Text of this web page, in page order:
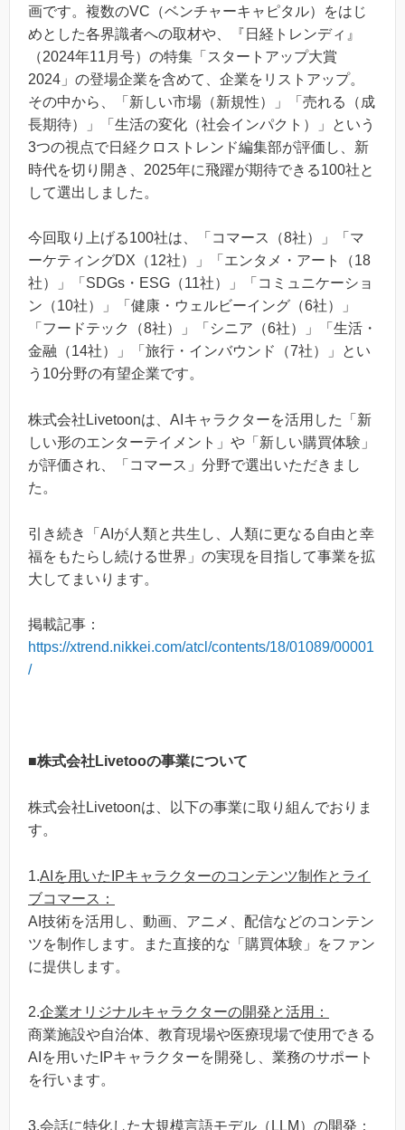
画です。複数のVC（ベンチャーキャピタル）をはじ
めとした各界識者への取材や、『日経トレンディ』
（2024年11月号）の特集「スタートアップ大賞
2024」の登場企業を含めて、企業をリストアップ。
その中から、「新しい市場（新規性）」「売れる（成
長期待）」「生活の変化（社会インパクト）」という
3つの視点で日経クロストレンド編集部が評価し、新
時代を切り開き、2025年に飛躍が期待できる100社と
して選出しました。
今回取り上げる100社は、「コマース（8社）」「マ
ーケティングDX（12社）」「エンタメ・アート（18
社）」「SDGs・ESG（11社）」「コミュニケーショ
ン（10社）」「健康・ウェルビーイング（6社）」
「フードテック（8社）」「シニア（6社）」「生活・
金融（14社）」「旅行・インバウンド（7社）」とい
う10分野の有望企業です。
株式会社Livetoonは、AIキャラクターを活用した「新
しい形のエンターテイメント」や「新しい購買体験」
が評価され、「コマース」分野で選出いただきまし
た。
引き続き「AIが人類と共生し、人類に更なる自由と幸
福をもたらし続ける世界」の実現を目指して事業を拡
大してまいります。
掲載記事：
https://xtrend.nikkei.com/atcl/contents/18/01089/00001
/
■株式会社Livetooの事業について
株式会社Livetoonは、以下の事業に取り組んでおりま
す。
1.AIを用いたIPキャラクターのコンテンツ制作とライ
ブコマース：
AI技術を活用し、動画、アニメ、配信などのコンテン
ツを制作します。また直接的な「購買体験」をファン
に提供します。
2.企業オリジナルキャラクターの開発と活用：
商業施設や自治体、教育現場や医療現場で使用できる
AIを用いたIPキャラクターを開発し、業務のサポート
を行います。
3.会話に特化した大規模言語モデル（LLM）の開発：